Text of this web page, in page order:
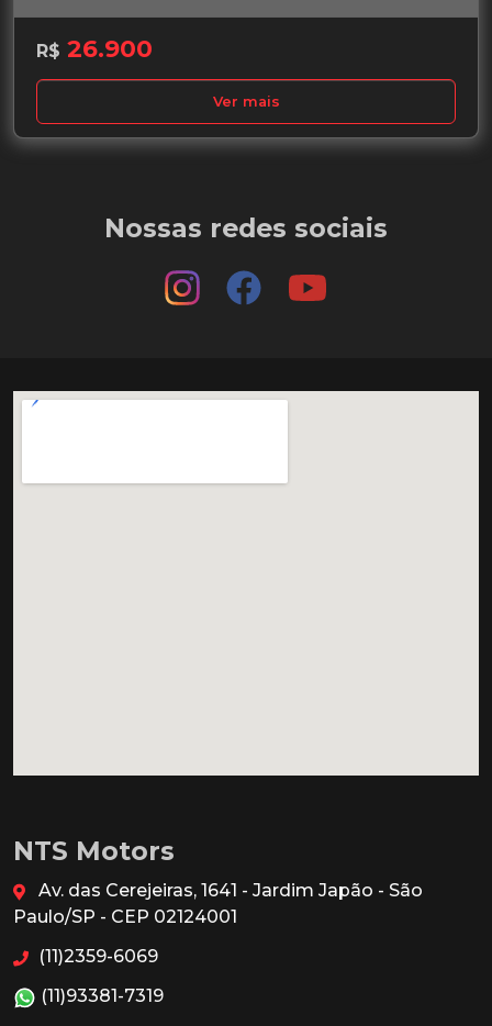
R$ 26.900
Ver mais
Nossas redes sociais
NTS Motors
Av. das Cerejeiras, 1641 - Jardim Japão - São
Paulo/SP - CEP 02124001
(11)2359-6069
(11)93381-7319